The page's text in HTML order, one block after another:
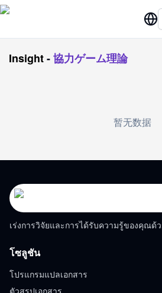
Insight-協力ゲーム理論
暂无数据
เร่งการวิจัยและการได้รับความรู้ของคุณด้
โซลูชัน
โปรแกรมแปลเอกสาร
ตัวสรุปเอกสาร